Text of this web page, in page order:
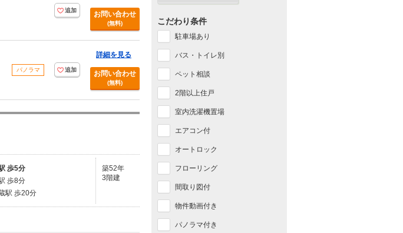
追加 お問い合わせ
(無料)
パノラマ 追加
詳細を見る
お問い合わせ
(無料)
歩5分
歩8分
駅 歩20分
築52年
3階建
こだわり条件
駐車場あり
バス・トイレ別
ペット相談
2階以上住戸
室内洗濯機置場
エアコン付
オートロック
フローリング
間取り図付
物件動画付き
パノラマ付き